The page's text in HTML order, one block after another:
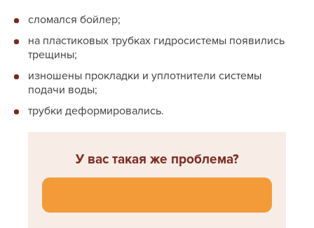
сломался бойлер;
на пластиковых трубках гидросистемы появились
трещины;
изношены прокладки и уплотнители системы
подачи воды;
трубки деформировались.
У вас такая же проблема?